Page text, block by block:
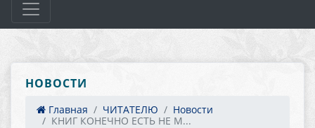
НОВОСТИ
Главная ЧИТАТЕЛЮ
Новости
КНИГ КОНЕЧНО ЕСТЬ НЕ М...